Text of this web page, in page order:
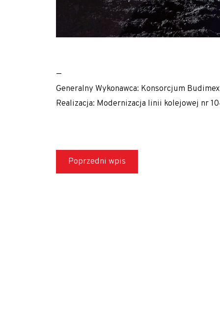
—
Generalny Wykonawca: Konsorcjum
Realizacja: Modernizacja linii ‎kolejowej nr
Poprzedni wpis